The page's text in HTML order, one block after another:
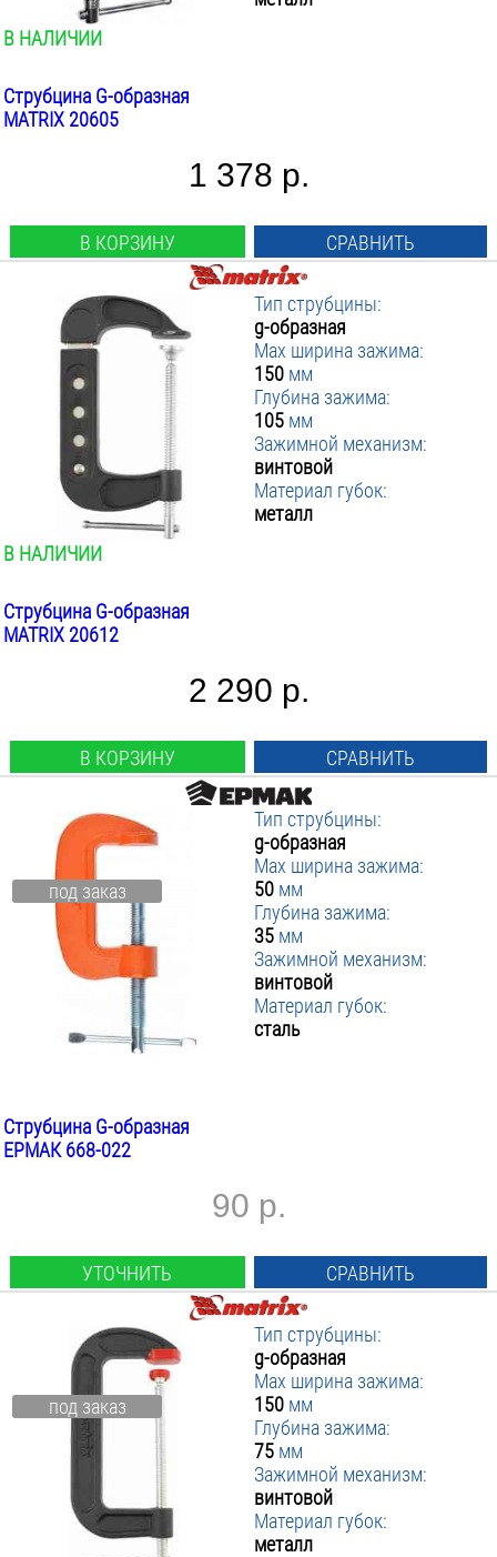
В НАЛИЧИИ
Струбцина G-образная
MATRIX 20605
1 378 р.
В КОРЗИНУ СРАВНИТЬ
Тип струбцины:
g-образная
Max ширина зажима:
150 мм
Глубина зажима:
105 мм
Зажимной механизм:
винтовой
Материал губок:
металл
В НАЛИЧИИ
Струбцина G-образная
MATRIX 20612
2 290 р.
В КОРЗИНУ СРАВНИТЬ
под заказ
Тип струбцины:
g-образная
Max ширина зажима:
50 мм
Глубина зажима:
35 мм
Зажимной механизм:
винтовой
Материал губок:
сталь
Струбцина G-образная
ЕРМАК 668-022
90 р.
УТОЧНИТЬ СРАВНИТЬ
под заказ
Тип струбцины:
g-образная
Max ширина зажима:
150 мм
Глубина зажима:
75 мм
Зажимной механизм:
винтовой
Материал губок:
металл